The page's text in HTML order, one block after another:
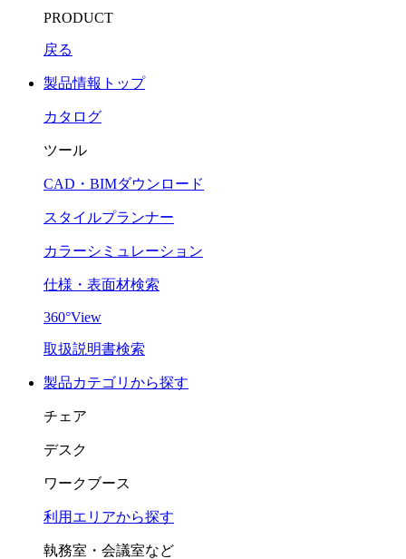
PRODUCT
戻る
製品情報トップ
カタログ
ツール
CAD・BIMダウンロード
スタイルプランナー
カラーシミュレーション
仕様・表面材検索
360°View
取扱説明書検索
製品カテゴリから探す
チェア
デスク
ワークブース
利用エリアから探す
執務室・会議室など